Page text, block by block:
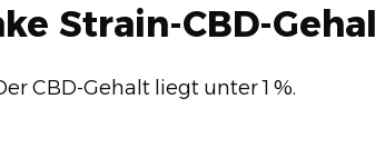
Strain-CBD-
CBD-Gehalt liegt unter 1 %.